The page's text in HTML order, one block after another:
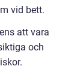
vid bett.
att vara
och